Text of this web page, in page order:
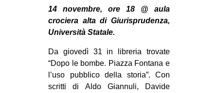
MILANO
MOBILITAZIONI
SPAZI
SPORT POPOLARE
MOVIMENTI
14 novembre, ore 18 @ aula
crociera alta di Giurisprudenza,
Università Statale.
Da giovedì 31 in libreria trovate
“Dopo le bombe. Piazza Fontana e
l’uso pubblico della storia”. Con
scritti di Aldo Giannuli, Davide